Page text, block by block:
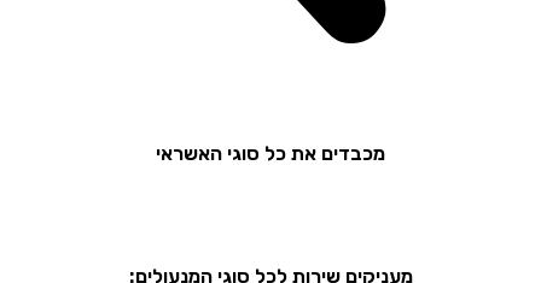
מכבדים את כל סוגי האשראי
מעניקים שירות לכל סוגי המנעולים: